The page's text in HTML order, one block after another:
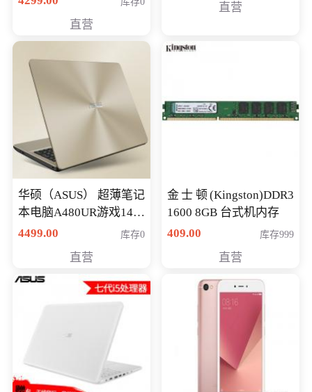
直营
直营
华硕（ASUS） 超薄笔记
本电脑A480UR游戏14英
寸学生上网轻薄便携手
4499.00 库存0
直营
金士顿(Kingston)DDR3
1600 8GB 台式机内存
409.00
库存999
直营